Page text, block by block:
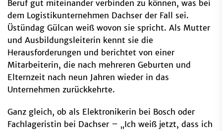
Beruf gut miteinander verbinden zu können, was bei
dem Logistikunternehmen Dachser der Fall sei.
Üstündag Gülcan weiß wovon sie spricht. Als Mutter
und Ausbildungsleiterin kennt sie die
Herausforderungen und berichtet von einer
Mitarbeiterin, die nach mehreren Geburten und
Elternzeit nach neun Jahren wieder in das
Unternehmen zurückkehrte.
Ganz gleich, ob als Elektronikerin bei Bosch oder
Fachlageristin bei Dachser – „Ich weiß jetzt, dass ich